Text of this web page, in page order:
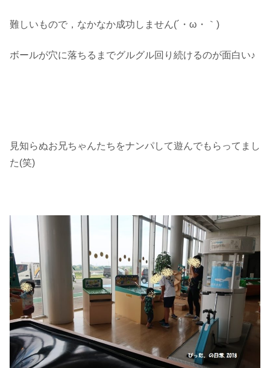
難しいもので，なかなか成功しません(´・ω・｀)
ボールが穴に落ちるまでグルグル回り続けるのが面白い♪
見知らぬお兄ちゃんたちをナンパして遊んでもらってまし
た(笑)